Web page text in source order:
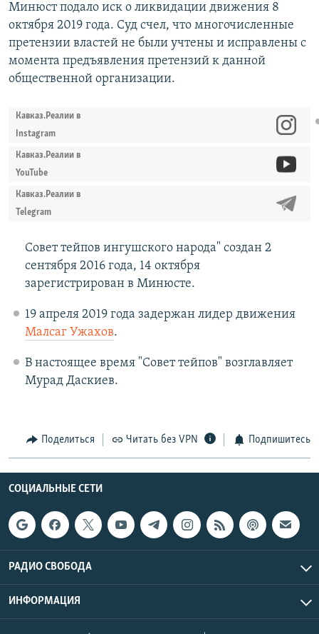
Минюст подало иск о ликвидации движения 8
октября 2019 года. Суд счел, что многочисленные
претензии властей не были учтены и исправлены с
момента предъявления претензий к данной
общественной организации.
Кавказ.Реалии в
Instagram
Кавказ.Реалии в
YouTube
Кавказ.Реалии в
Telegram
Совет тейпов ингушского народа" создан 2
сентября 2016 года, 14 октября
зарегистрирован в Минюсте.
19 апреля 2019 года задержан лидер движения
Малсаг Ужахов.
В настоящее время "Совет тейпов" возглавляет
Мурад Даскиев.
Поделиться Читать без VPN Подпишитесь
СОЦИАЛЬНЫЕ СЕТИ
РАДИО СВОБОДА
ИНФОРМАЦИЯ